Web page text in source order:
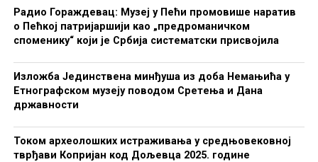
Радио Гораждевац: Музеј у Пећи промовише наратив
о Пећкој патријаршији као „предроманичком
споменику“ који је Србија систематски присвојила
Изложба Јединствена минђуша из доба Немањића у
Етнографском музеју поводом Сретења и Дана
државности
Током археолошких истраживања у средњовековној
тврђави Копријан код Дољевца 2025. године